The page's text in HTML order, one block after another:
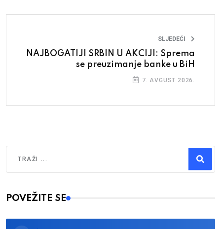
SLJEDEĆI
NAJBOGATIJI SRBIN U AKCIJI: Sprema
se preuzimanje banke u BiH
7. AVGUST 2026.
Type 2 or more characters for results.
POVEŽITE SE